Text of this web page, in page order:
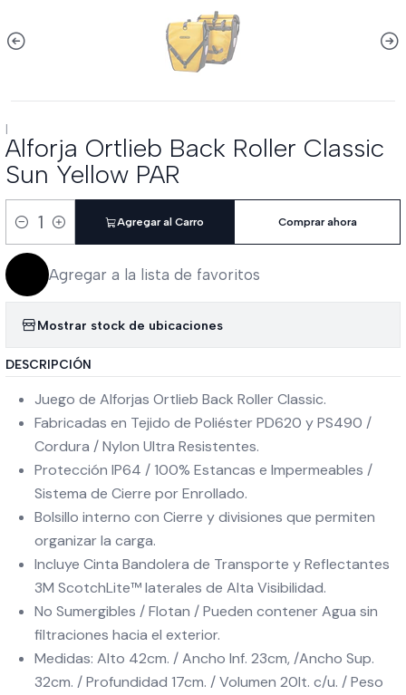
|
Alforja Ortlieb Back Roller Classic
Sun Yellow PAR
Cantidad
Agregar al Carro Comprar ahora
Agregar a la lista de favoritos
Mostrar stock de ubicaciones
DESCRIPCIÓN
Juego de Alforjas Ortlieb Back Roller Classic.
Fabricadas en Tejido de Poliéster PD620 y PS490 /
Cordura / Nylon Ultra Resistentes.
Protección IP64 / 100% Estancas e Impermeables /
Sistema de Cierre por Enrollado.
Bolsillo interno con Cierre y divisiones que permiten
organizar la carga.
Incluye Cinta Bandolera de Transporte y Reflectantes
3M ScotchLite™ laterales de Alta Visibilidad.
No Sumergibles / Flotan / Pueden contener Agua sin
filtraciones hacia el exterior.
Medidas: Alto 42cm. / Ancho Inf. 23cm, /Ancho Sup.
32cm. / Profundidad 17cm. / Volumen 20lt. c/u. / Peso